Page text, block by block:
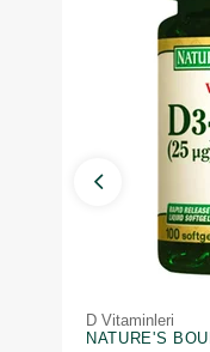
D Vitaminleri
NATURE'S